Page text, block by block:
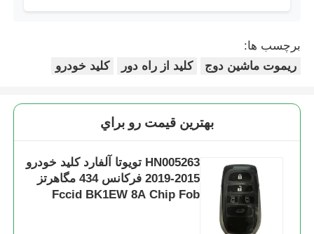
برچسب ها:
ریموت ماشین دوج
کلید از راه دور کلید خودرو
بهترين قيمت رو براي
HN005263 تویوتا آلفارد کلید خودرو
2015-2019 فرکانس 434 مگاهرتز
Fccid BK1EW 8A Chip Fob